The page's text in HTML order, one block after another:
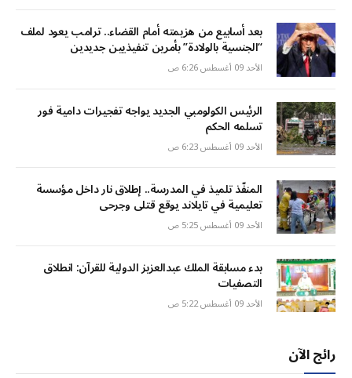
بعد أسابيع من هزيمته أمام القضاء.. ترامب يعود لملف
“الجنسية بالولادة” بأمرين تنفيذيين جديدين
الأحد 09 أغسطس 6:26 ص
الرئيس الكولومبي الجديد يواجه تفجيرات دامية فور
تسلمه الحكم
الأحد 09 أغسطس 6:23 ص
المنفّذ تلميذ في المدرسة.. إطلاق نار داخل مؤسسة
تعليمية في تايلاند يوقع قتلى وجرحى
الأحد 09 أغسطس 5:25 ص
بدء مسابقة الملك عبدالعزيز الدولية للقرآن: انطلاق
التصفيات
الأحد 09 أغسطس 5:22 ص
رائج الآن